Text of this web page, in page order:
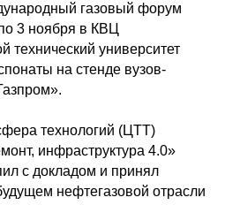
газовый форум
3 ноября в КВЦ
университет
на стенде вузов-
технологий (ЦТТ)
инфраструктура 4.0»
с докладом и принял
нефтегазовой отрасли